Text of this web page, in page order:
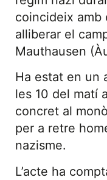
coincideix amb
alliberar el
Mauthausen
Ha estat en un
les 10 del matí
concret al
per a retre
nazisme.
L’acte ha